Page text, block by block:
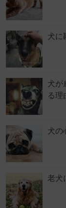
犬に
犬が
る理
犬の
老犬